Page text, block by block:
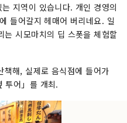
지역이 있습니다. 개인 경영의
들어갈지 헤매어 버리네요. 일
는 시모마치의 딥 스폿을 체험할
해, 실제로 음식점에 들어가
투어」를 개최.